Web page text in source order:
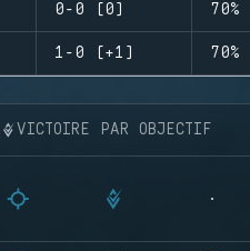
0-0 (0) 70%
1-0 (+1) 70%
VICTOIRE PAR OBJECTIF